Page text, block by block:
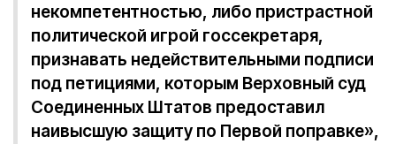
некомпетентностью, либо пристрастной
политической игрой госсекретаря,
признавать недействительными подписи
под петициями, которым Верховный суд
Соединенных Штатов предоставил
наивысшую защиту по Первой поправке»,